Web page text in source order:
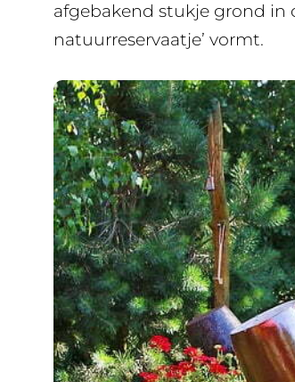
afgebakend stukje grond in
natuurreservaatje’ vormt.